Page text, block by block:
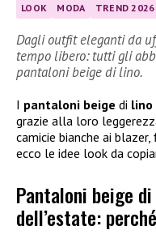
LOOK MODA TREND 2026
Dagli outfit eleganti da
tempo libero: tutti gli
pantaloni beige di lino.
I pantaloni beige di lino
grazie alla loro
camicie bianche ai blazer,
ecco le idee look da
Pantaloni beige
dell’estate: